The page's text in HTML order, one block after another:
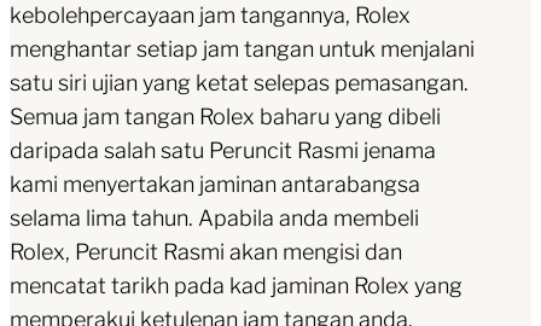
kebolehpercayaan jam tangannya, Rolex
menghantar setiap jam tangan untuk menjalani
satu siri ujian yang ketat selepas pemasangan.
Semua jam tangan Rolex baharu yang dibeli
daripada salah satu Peruncit Rasmi jenama
kami menyertakan jaminan antarabangsa
selama lima tahun. Apabila anda membeli
Rolex, Peruncit Rasmi akan mengisi dan
mencatat tarikh pada kad jaminan Rolex yang
memperakui ketulenan jam tangan anda.